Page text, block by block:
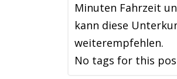
Minuten Fahrzeit
kann diese
weiterempfehlen.
No tags for this